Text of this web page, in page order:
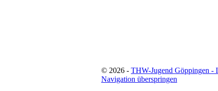
© 2026 - THW-Jugend Göppingen -
Navigation überspringen